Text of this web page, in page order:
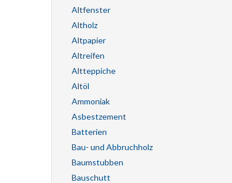
Altfenster
Altholz
Altpapier
Altreifen
Altteppiche
Altöl
Ammoniak
Asbestzement
Batterien
Bau- und Abbruchholz
Baumstubben
Bauschutt